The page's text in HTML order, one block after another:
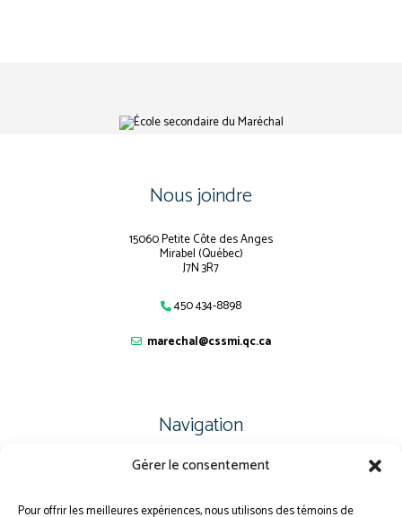
Gérer le consentement
Pour offrir les meilleures expériences, nous utilisons des témoins de
Nous joindre
15060 Petite Côte des Anges
Mirabel (Québec)
J7N 3R7
450 434-8898
marechal@cssmi.qc.ca
Navigation
PLAN DU SITE
PORTAIL PARENTS